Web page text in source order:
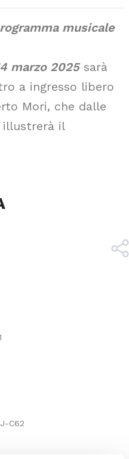
musicale
marzo 2025sarà
a ingresso libero
Mori, che dalle
illustrerà il
C62